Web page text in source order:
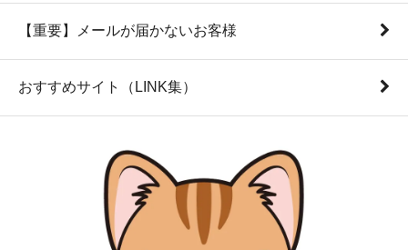
【重要】メールが届かないお客様
おすすめサイト（LINK集）